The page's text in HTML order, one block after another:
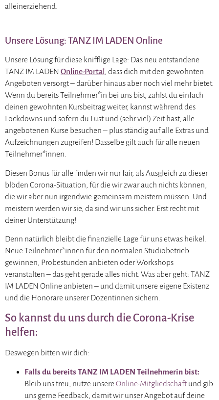
alleinerziehend.
Unsere Lösung: TANZ IM LADEN Online
Unsere Lösung für diese knifflige Lage: Das neu entstandene
TANZ IM LADEN Online-Portal , dass dich mit den gewohnten
Angeboten versorgt – darüber hinaus aber noch viel mehr bietet.
Wenn du bereits Teilnehmer*in bei uns bist, zahlst du einfach
deinen gewohnten Kursbeitrag weiter, kannst während des
Lockdowns und sofern du Lust und (sehr viel ) Zeit hast, alle
angebotenen Kurse besuchen – plus ständig auf alle Extras und
Aufzeichnungen zugreifen! Dasselbe gilt auch für alle neuen
Teilnehmer*innen.
Diesen Bonus für alle finden wir nur fair, als Ausgleich zu dieser
blöden Corona-Situation, für die wir zwar auch nichts können,
die wir aber nun irgendwie gemeinsam meistern müssen. Und
meistern werden wir sie, da sind wir uns sicher. Erst recht mit
deiner Unterstützung!
Denn natürlich bleibt die finanzielle Lage für uns etwas heikel.
Neue Teilnehmer*innen für den normalen Studiobetrieb
gewinnen, Probestunden anbieten oder Workshops
veranstalten – das geht gerade alles nicht. Was aber geht: TANZ
IM LADEN Online anbieten – und damit unsere eigene Existenz
und die Honorare unserer Dozentinnen sichern.
So kannst du uns durch die Corona-Krise
helfen:
Deswegen bitten wir dich:
Falls du bereits TANZ IM LADEN Teilnehmerin bist:
Bleib uns treu, nutze unsere Online-Mitgliedschaftund gib
uns gerne Feedback, damit wir unser Angebot auf deine